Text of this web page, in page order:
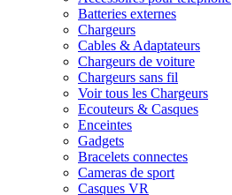
Batteries externes
Chargeurs
Cables & Adaptateurs
Chargeurs de voiture
Chargeurs sans fil
Voir tous les Chargeurs
Ecouteurs & Casques
Enceintes
Gadgets
Bracelets connectes
Cameras de sport
Casques VR